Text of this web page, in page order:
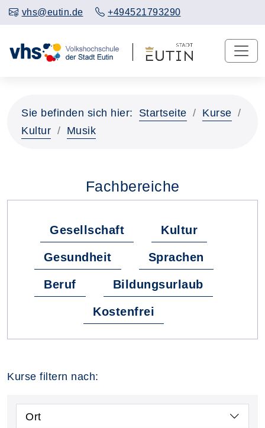
vhs@eutin.de +494521793290
Sie befinden sich hier: Startseite
Kurse
Kultur
Musik
Fachbereiche
Gesellschaft Kultur
Gesundheit Sprachen
Beruf Bildungsurlaub
Kostenfrei
Kurse filtern nach:
Ort